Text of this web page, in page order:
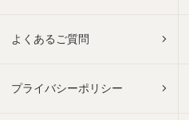
よくあるご質問
プライバシーポリシー